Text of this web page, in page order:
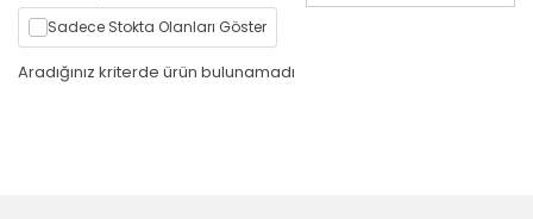
Sadece Stokta Olanları Göster
Aradığınız kriterde ürün bulunamadı